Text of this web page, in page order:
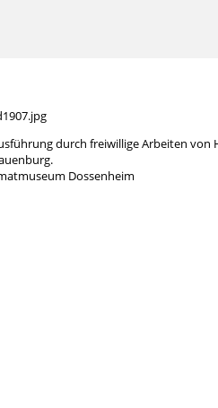
durch freiwillige Arbeiten
Dossenheim